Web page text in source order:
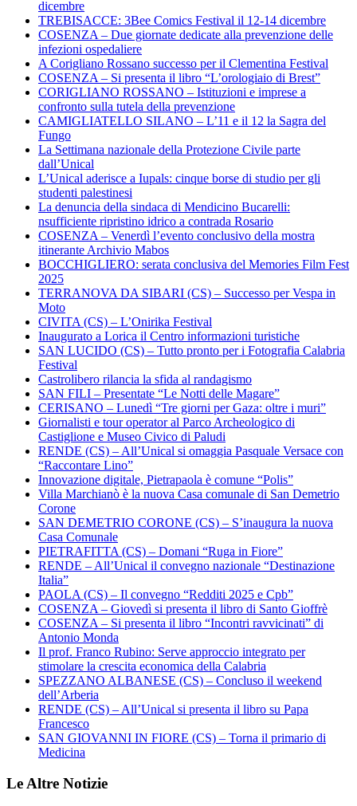
dicembre
TREBISACCE: 3Bee Comics Festival il 12-14 dicembre
COSENZA – Due giornate dedicate alla prevenzione delle
infezioni ospedaliere
A Corigliano Rossano successo per il Clementina Festival
COSENZA – Si presenta il libro “L’orologiaio di Brest”
CORIGLIANO ROSSANO – Istituzioni e imprese a
confronto sulla tutela della prevenzione
CAMIGLIATELLO SILANO – L’11 e il 12 la Sagra del
Fungo
La Settimana nazionale della Protezione Civile parte
dall’Unical
L’Unical aderisce a Iupals: cinque borse di studio per gli
studenti palestinesi
La denuncia della sindaca di Mendicino Bucarelli:
nsufficiente ripristino idrico a contrada Rosario
COSENZA – Venerdì l’evento conclusivo della mostra
itinerante Archivio Mabos
BOCCHIGLIERO: serata conclusiva del Memories Film Fest
2025
TERRANOVA DA SIBARI (CS) – Successo per Vespa in
Moto
CIVITA (CS) – L’Onirika Festival
Inaugurato a Lorica il Centro informazioni turistiche
SAN LUCIDO (CS) – Tutto pronto per i Fotografia Calabria
Festival
Castrolibero rilancia la sfida al randagismo
SAN FILI – Presentate “Le Notti delle Magare”
CERISANO – Lunedì “Tre giorni per Gaza: oltre i muri”
Giornalisti e tour operator al Parco Archeologico di
Castiglione e Museo Civico di Paludi
RENDE (CS) – All’Unical si omaggia Pasquale Versace con
“Raccontare Lino”
Innovazione digitale, Pietrapaola è comune “Polis”
Villa Marchianò è la nuova Casa comunale di San Demetrio
Corone
SAN DEMETRIO CORONE (CS) – S’inaugura la nuova
Casa Comunale
PIETRAFITTA (CS) – Domani “Ruga in Fiore”
RENDE – All’Unical il convegno nazionale “Destinazione
Italia”
PAOLA (CS) – Il convegno “Redditi 2025 e Cpb”
COSENZA – Giovedì si presenta il libro di Santo Gioffrè
COSENZA – Si presenta il libro “Incontri ravvicinati” di
Antonio Monda
Il prof. Franco Rubino: Serve approccio integrato per
stimolare la crescita economica della Calabria
SPEZZANO ALBANESE (CS) – Concluso il weekend
dell’Arberia
RENDE (CS) – All’Unical si presenta il libro su Papa
Francesco
SAN GIOVANNI IN FIORE (CS) – Torna il primario di
Medicina
Le Altre Notizie